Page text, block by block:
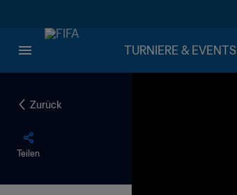
TURNIERE & EVENTS
Zurück
Teilen